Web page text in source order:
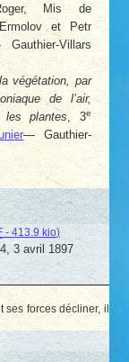
Mis de
et Petr
Villars
végétation, par
de l’air,
les plantes , 3e
— Gauthier-
- 413.9 kio)
3 avril 1897
ses forces décliner, il